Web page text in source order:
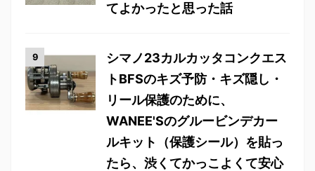
てよかったと思った話
シマノ23カルカッタコンクエス
トBFSのキズ予防・キズ隠し・
リール保護のために、
WANEE'Sのグルービンデカー
ルキット（保護シール）を貼っ
たら、渋くてかっこよくて安心